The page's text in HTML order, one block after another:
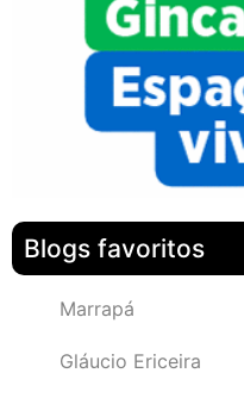
Blogs favoritos
Marrapá
Gláucio Ericeira